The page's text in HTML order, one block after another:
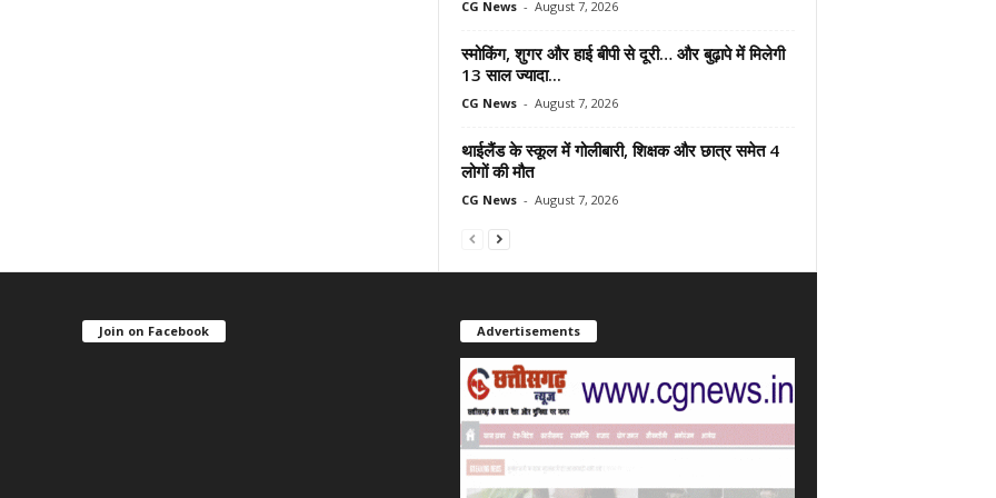
CG News - August 7, 2026
स्मोकिंग, शुगर और हाई बीपी से दूरी… और बुढ़ापे में मिलेगी
13 साल ज्यादा...
CG News - August 7, 2026
थाईलैंड के स्कूल में गोलीबारी, शिक्षक और छात्र समेत 4
लोगों की मौत
CG News - August 7, 2026
Join on Facebook Advertisements